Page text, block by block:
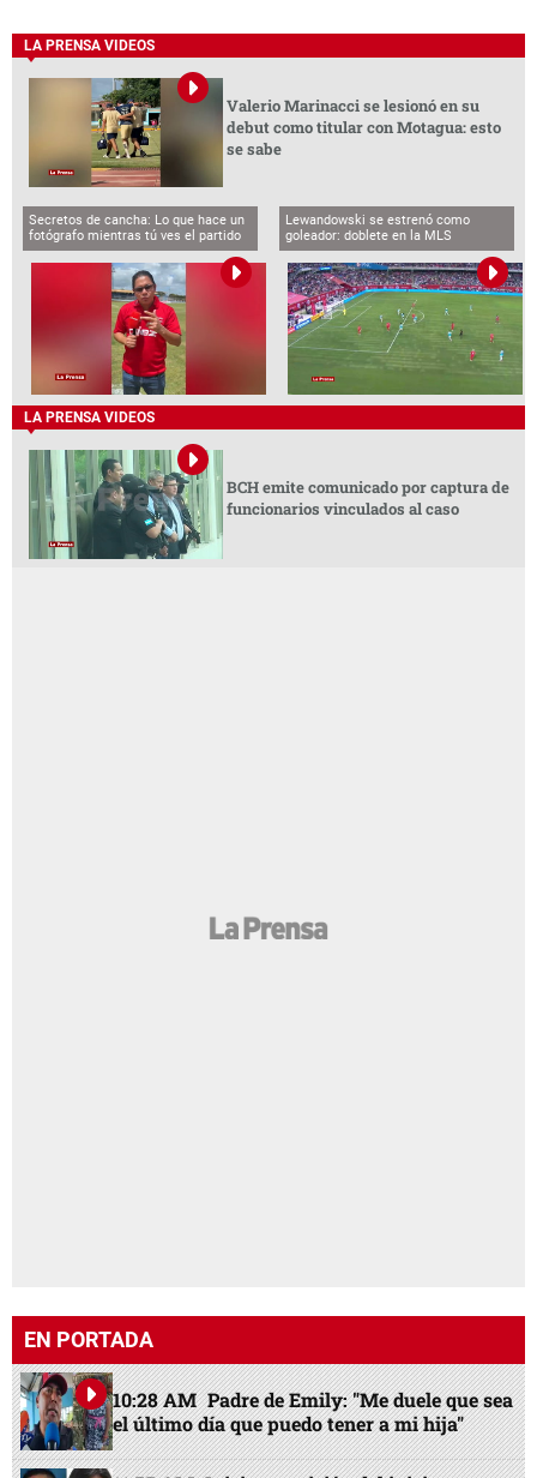
LA PRENSA VIDEOS
Valerio Marinacci se lesionó en su
debut como titular con Motagua: esto
se sabe
Secretos de cancha: Lo que hace un
fotógrafo mientras tú ves el partido
Lewandowski se estrenó como
goleador: doblete en la MLS
LA PRENSA VIDEOS
BCH emite comunicado por captura de
funcionarios vinculados al caso
EN PORTADA
10:28 AM Padre de Emily: "Me duele que sea
el último día que puedo tener a mi hija"